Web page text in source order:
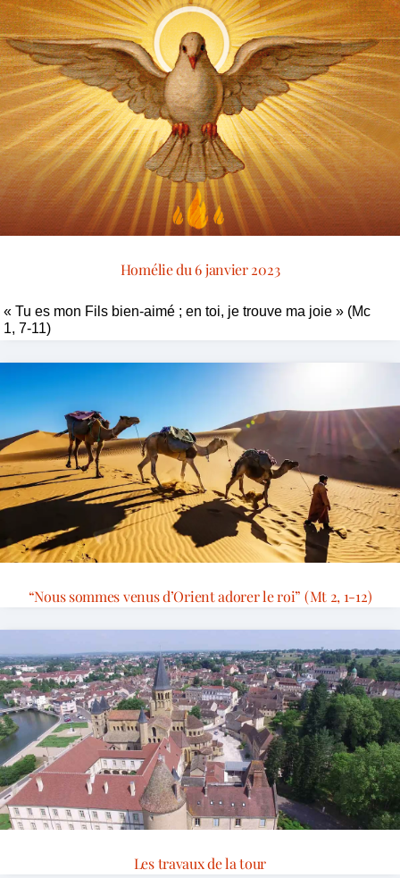
Homélie du 6 janvier 2023
« Tu es mon Fils bien-aimé ; en toi, je trouve ma joie » (Mc
1, 7-11)
“Nous sommes venus d’Orient adorer le roi” (Mt 2, 1-12)
Les travaux de la tour